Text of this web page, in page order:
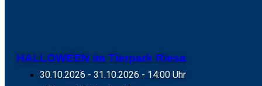
HALLOWEEN im Tierpark Riesa
30.10.2026 - 31.10.2026 - 14:00 Uhr